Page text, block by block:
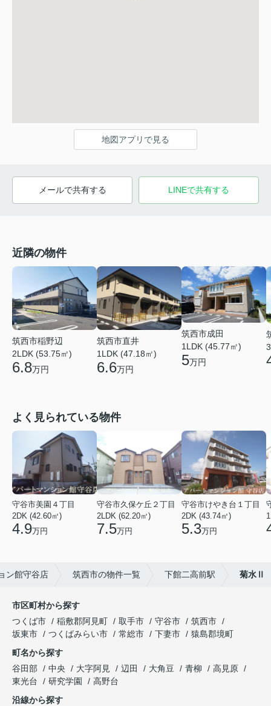
地図アプリで見る
メールで共有する LINEで共有する
近隣の物件
筑西市稲野辺
2LDK (53.75㎡)
6.8万円
筑西市直井
1LDK (47.18㎡)
6.6万円
筑西市成田
1LDK (45.77㎡)
5万円
よく見られている物件
守谷市美園４丁目
2DK (42.60㎡)
4.9万円
守谷市久保ケ丘２丁目
2LDK (62.20㎡)
7.5万円
守谷市けやき台１丁目
2DK (43.74㎡)
5.3万円
ン館守谷店 筑西市の物件一覧 下館二高前駅 菊水Ⅱ
市区町村から探す
つくば市
稲敷郡阿見町 取手市 守谷市
筑西市
坂東市
つくばみらい市 常総市 下妻市
猿島郡境町
町名から探す
谷田部
中央 大字阿見 辺田 大角豆 青柳
高見原
東光台
研究学園
高野台
沿線から探す